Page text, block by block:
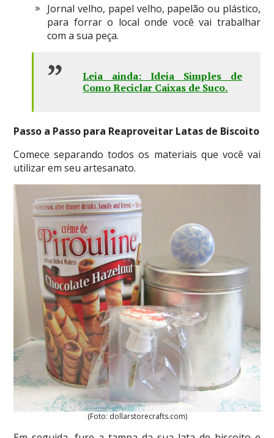
Jornal velho, papel velho, papelão ou plástico,
para forrar o local onde você vai trabalhar
com a sua peça.
Leia ainda: Ideia Simples de
Como Reciclar Caixas de Suco.
Passo a Passo para Reaproveitar Latas de Biscoito
Comece separando todos os materiais que você vai
utilizar em seu artesanato.
(Foto: dollarstorecrafts.com)